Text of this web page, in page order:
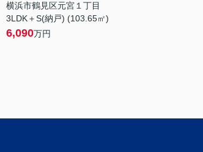
横浜市鶴見区元宮１丁目
3LDK＋S(納戸) (103.65㎡)
6,090万円